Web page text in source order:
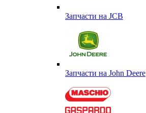
Запчасти на JCB
Запчасти на John Deere